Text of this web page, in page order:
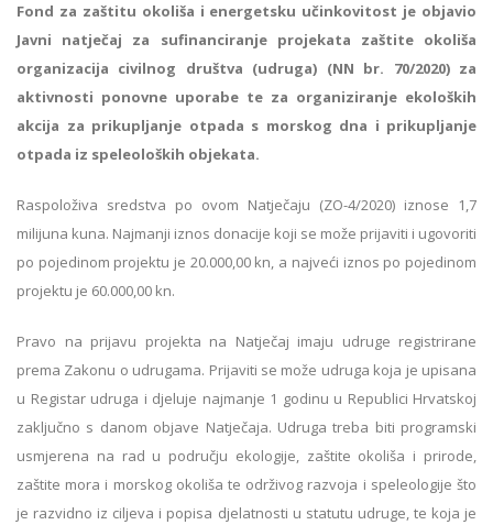
Fond za zaštitu okoliša i energetsku učinkovitost je objavio
Javni natječaj za sufinanciranje projekata zaštite okoliša
organizacija civilnog društva (udruga) (NN br. 70/2020) za
aktivnosti ponovne uporabe te za organiziranje ekoloških
akcija za prikupljanje otpada s morskog dna i prikupljanje
otpada iz speleoloških objekata.
Raspoloživa sredstva po ovom Natječaju (ZO-4/2020) iznose 1,7
milijuna kuna. Najmanji iznos donacije koji se može prijaviti i ugovoriti
po pojedinom projektu je 20.000,00 kn, a najveći iznos po pojedinom
projektu je 60.000,00 kn.
Pravo na prijavu projekta na Natječaj imaju udruge registrirane
prema Zakonu o udrugama. Prijaviti se može udruga koja je upisana
u Registar udruga i djeluje najmanje 1 godinu u Republici Hrvatskoj
zaključno s danom objave Natječaja. Udruga treba biti programski
usmjerena na rad u području ekologije, zaštite okoliša i prirode,
zaštite mora i morskog okoliša te održivog razvoja i speleologije što
je razvidno iz ciljeva i popisa djelatnosti u statutu udruge, te koja je